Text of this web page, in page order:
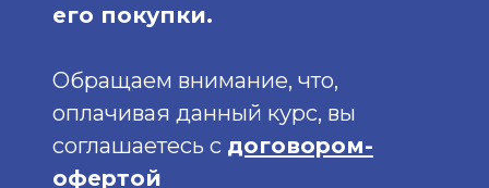
его покупки.
Обращаем внимание, что,
оплачивая данный курс, вы
соглашаетесь с договором-
офертой